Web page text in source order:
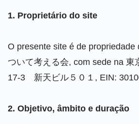
1. Proprietário do site
O presente site é de propriedade
ついて考える会, com sede na 東
17-3 新天ビル５０１, EIN:
2. Objetivo, âmbito e duração